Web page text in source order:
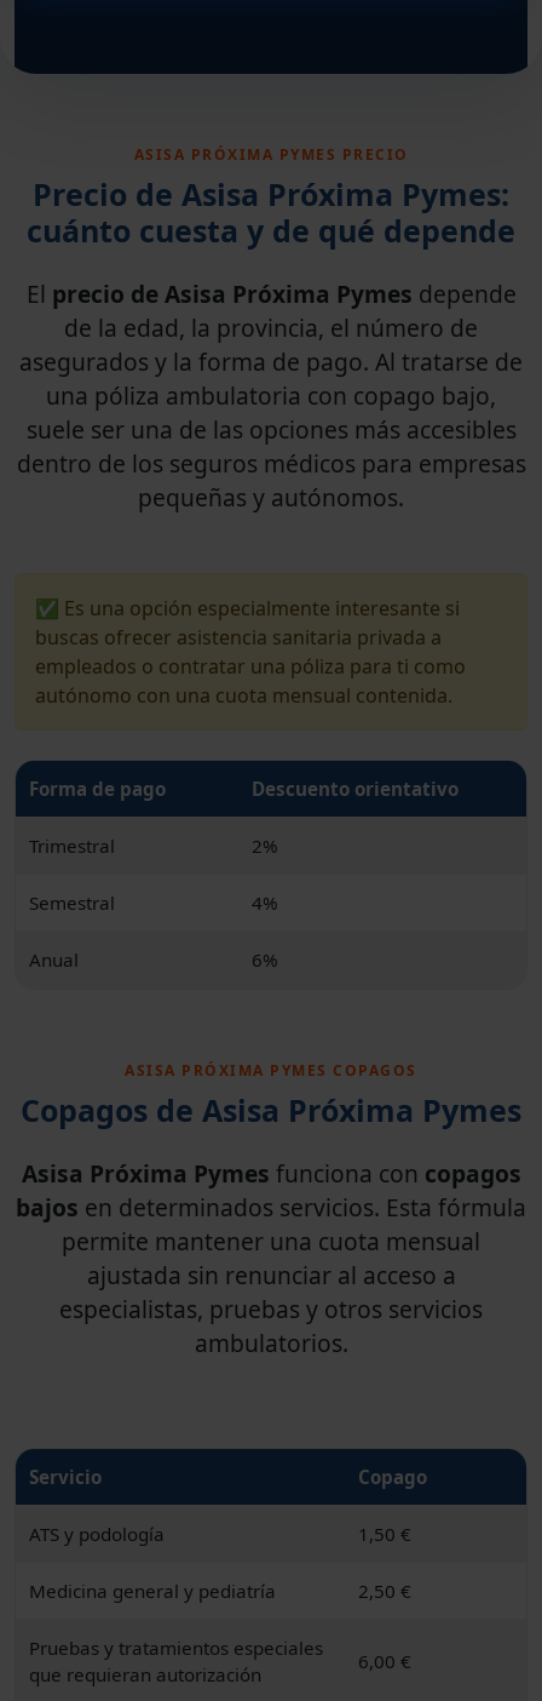
ASISA PRÓXIMA PYMES PRECIO
Precio de Asisa Próxima Pymes:
cuánto cuesta y de qué depende
El precio de Asisa Próxima Pymes depende
de la edad, la provincia, el número de
asegurados y la forma de pago. Al tratarse de
una póliza ambulatoria con copago bajo,
suele ser una de las opciones más accesibles
dentro de los seguros médicos para empresas
pequeñas y autónomos.
✅ Es una opción especialmente interesante si
buscas ofrecer asistencia sanitaria privada a
empleados o contratar una póliza para ti como
autónomo con una cuota mensual contenida.
Forma de pago Descuento orientativo
Trimestral 2%
Semestral 4%
Anual 6%
ASISA PRÓXIMA PYMES COPAGOS
Copagos de Asisa Próxima Pymes
Asisa Próxima Pymes funciona con copagos
bajos en determinados servicios. Esta fórmula
permite mantener una cuota mensual
ajustada sin renunciar al acceso a
especialistas, pruebas y otros servicios
ambulatorios.
Servicio Copago
ATS y podología 1,50 €
Medicina general y pediatría 2,50 €
Pruebas y tratamientos especiales
que requieran autorización
6,00 €